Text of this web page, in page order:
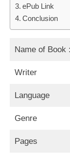
ePub Link
Conclusion
Name of Book :